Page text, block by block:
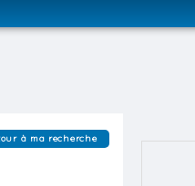
à ma recherche